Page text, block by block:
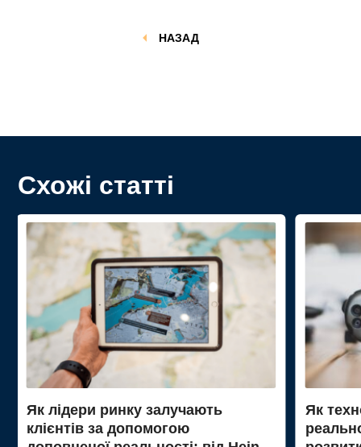
НАЗАД
Схожі статті
Як лідери ринку залучають
клієнтів за допомогою
Як